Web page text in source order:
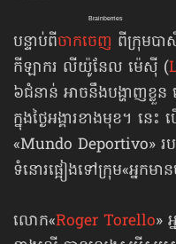
បន្ទាប់ពីចាកចេញ ពីក្រុមប
កីឡាករ លីយ៉ូនែល ម៉េស៊ី (
៦ជំនាន់ អាចនឹង​បង្ហាញខ្លួន
ក្នុងថ្ងៃអង្គារខាងមុខ។ នេ
«Mundo Deportivo»
ទំនោរផ្អៀង​ទៅក្រុម​«អ្នកម
លោក​«Roger Torello»